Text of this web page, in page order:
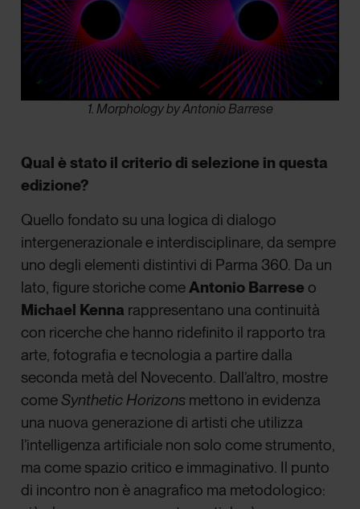
1. Morphology by Antonio Barrese
Qual è stato il criterio di selezione in questa
edizione?
Quello fondato su una logica di dialogo
intergenerazionale e interdisciplinare, da sempre
uno degli elementi distintivi di Parma 360. Da un
lato, figure storiche comeAntonio Barrese o
Michael Kenna rappresentano una continuità
con ricerche che hanno ridefinito il rapporto tra
arte, fotografia e tecnologia a partire dalla
seconda metà del Novecento. Dall’altro, mostre
comeSynthetic Horizons mettono in evidenza
una nuova generazione di artisti che utilizza
l’intelligenza artificiale non solo come strumento,
ma come spazio critico e immaginativo. Il punto
di incontro non è anagrafico ma metodologico: